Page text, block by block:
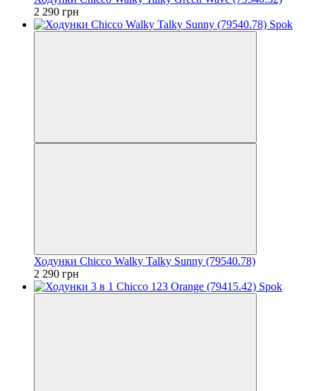
2 290 грн
Ходунки Chicco Walky Talky Sunny (79540.78)
2 290 грн